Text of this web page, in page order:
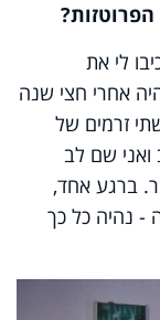
לי את
אחרי חצי שנה
זרמים של
שם לב
ברגע אחד,
- נהיה כל כך